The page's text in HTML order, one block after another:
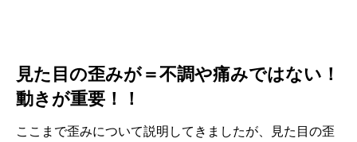
見た目の歪みが＝不調や痛みではない！
動きが重要！！
ここまで歪みについて説明してきましたが、見た目の歪